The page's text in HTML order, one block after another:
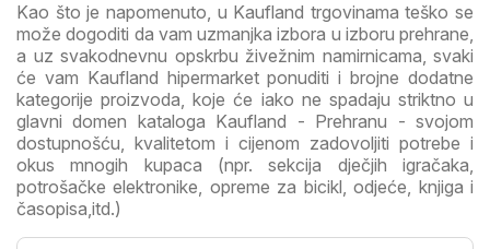
Kao što je napomenuto, u Kaufland trgovinama teško se
može dogoditi da vam uzmanjka izbora u izboru prehrane,
a uz svakodnevnu opskrbu živežnim namirnicama, svaki
će vam Kaufland hipermarket ponuditi i brojne dodatne
kategorije proizvoda, koje će iako ne spadaju striktno u
glavni domen kataloga Kaufland - Prehranu - svojom
dostupnošću, kvalitetom i cijenom zadovoljiti potrebe i
okus mnogih kupaca (npr. sekcija dječjih igračaka,
potrošačke elektronike, opreme za bicikl, odjeće, knjiga i
časopisa,itd.)